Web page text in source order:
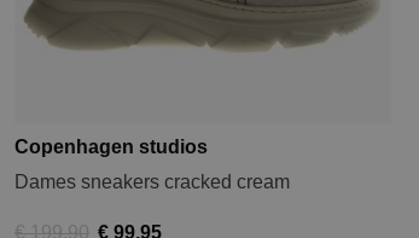
Copenhagen studios
Dames sneakers cracked cream
€ 199,90 € 99,95